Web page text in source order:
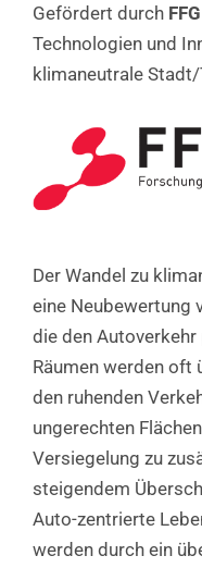
Gefördert durch FFG
Technologien und
klimaneutrale Stadt/
Der Wandel zu
eine Neubewertung
die den
Räumen werden oft
den ruhenden
ungerechten
Versiegelung zu
steigendem
Auto-zentrierte
werden durch ein